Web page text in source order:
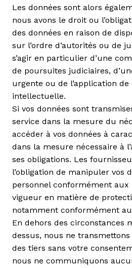
Les données sont alors
nous avons le droit ou
des données en raison de
sur l’ordre d’autorités ou de
s’agir en particulier d’une
de poursuites judiciaires,
urgente ou de l’application
intellectuelle.
Si vos données sont
service dans la mesure du
accéder à vos données à
dans la mesure nécessaire à
ses obligations. Les
l’obligation de manipuler vos
personnel conformément aux
vigueur en matière de
notamment conformément au
En dehors des circonstances
dessus, nous ne transmettons
des tiers sans votre
nous ne communiquons